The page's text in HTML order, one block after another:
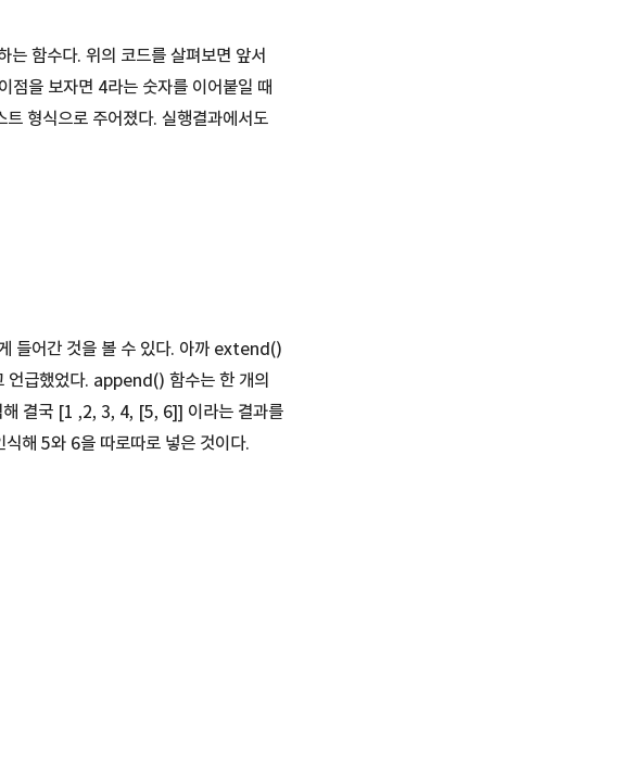
함수다. 위의 코드를 살펴보면 앞서
을 보자면 4라는 숫자를 이어붙일 때
형식으로 주어졌다. 실행결과에서도
들어간 것을 볼 수 있다. 아까 extend()
언급했었다. append() 함수는 한 개의
해 결국 [1 ,2, 3, 4, [5, 6]] 이라는 결과를
해 5와 6을 따로따로 넣은 것이다.